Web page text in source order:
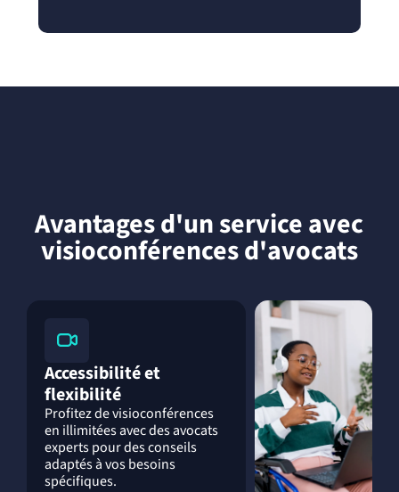
Avantages d'un service avec
visioconférences d'avocats
Accessibilité et
flexibilité
Profitez de visioconférences
en illimitées avec des avocats
experts pour des conseils
adaptés à vos besoins
spécifiques.